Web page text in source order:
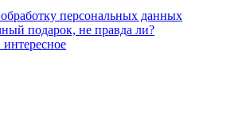
персональных данных
подарок, не правда ли?